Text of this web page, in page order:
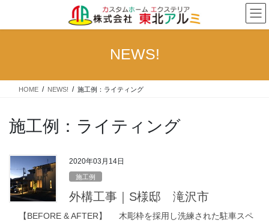
テ
ス
ゲ
ン
NEWS!
HOME NEWS! 施工例：ライティング
施工例：ライティング
2020年03月14日
施工例
外構工事｜S様邸 滝沢市
【BEFORE & AFTER】 木彫枠を採用し洗練された駐車スペ